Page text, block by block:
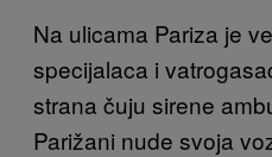
Na ulicama Pariza je
specijalaca i
strana čuju sirene
Parižani nude svoja